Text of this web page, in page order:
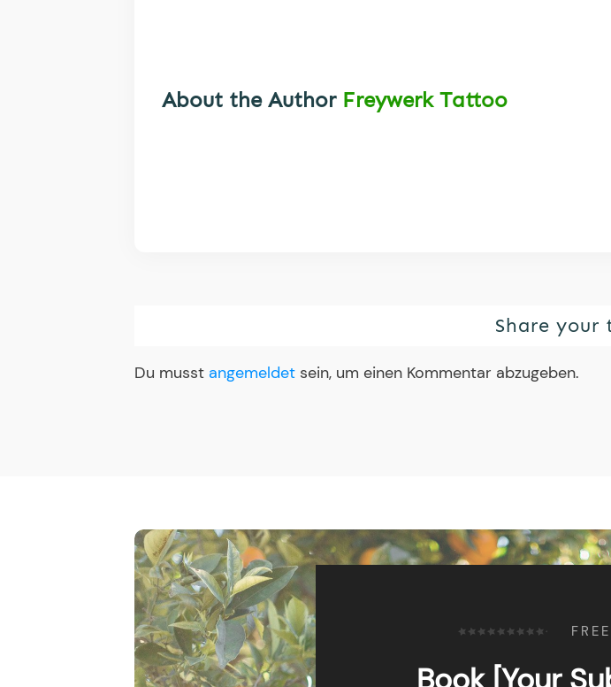
About the Author Freywerk Tattoo
Share your
Du musst angemeldet sein, um einen Kommentar abzugeben.